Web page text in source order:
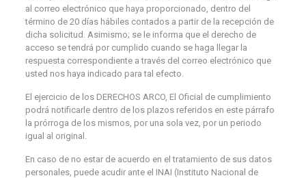
al correo electrónico que haya proporcionado, dentro del
término de 20 días hábiles contados a partir de la recepción de
dicha solicitud. Asimismo; se le informa que el derecho de
acceso se tendrá por cumplido cuando se haga llegar la
respuesta correspondiente a través del correo electrónico que
usted nos haya indicado para tal efecto.
El ejercicio de los DERECHOS ARCO, El Oficial de cumplimiento
podrá notificarle dentro de los plazos referidos en este párrafo
la prórroga de los mismos, por una sola vez, por un periodo
igual al original.
En caso de no estar de acuerdo en el tratamiento de sus datos
personales, puede acudir ante el INAI (Instituto Nacional de